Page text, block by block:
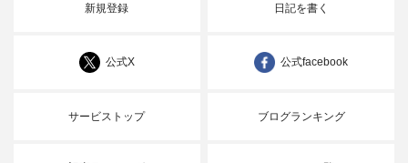
新規登録 日記を書く
公式X 公式facebook
サービストップ ブログランキング